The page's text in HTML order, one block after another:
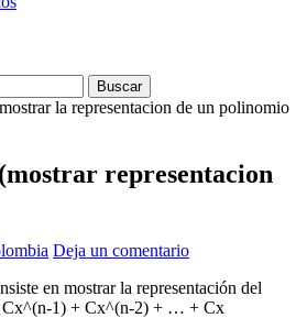
representacion
Deja un comentario
en mostrar la representación del
1) + Cx^(n-2) + … + Cx